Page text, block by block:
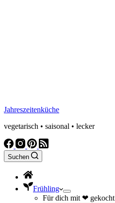
Jahreszeitenküche
vegetarisch • saisonal • lecker
Suchen
Frühling
Für dich mit ❤ gekocht